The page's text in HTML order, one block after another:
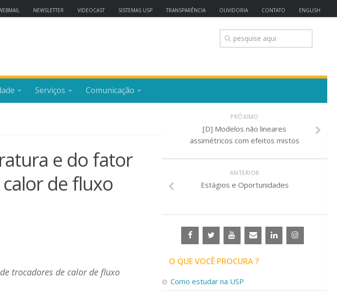
NEWSLETTER VIDEOCAST SISTEMAS USP TRANSPARÊNCIA OUVIDORIA CONTATO ENGLISH
Serviços Comunicação
e do fator
de fluxo
trocadores de calor de fluxo
PRÓXIMO
[D] Modelos não lineares
assimétricos com efeitos mistos
ANTERIOR
Estágios e Oportunidades
O QUE VOCÊ PROCURA ?
Como estudar na USP